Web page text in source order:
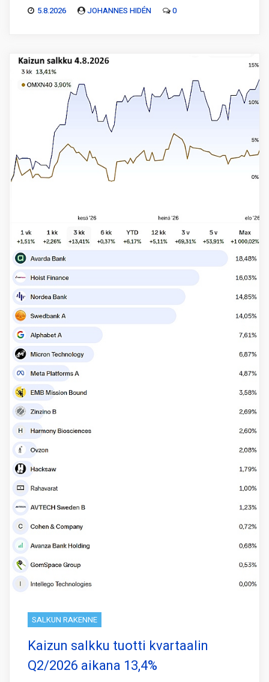
5.8.2026 JOHANNES HIDÉN 0
SALKUN RAKENNE
Kaizun salkku tuotti kvartaalin
Q2/2026 aikana 13,4%